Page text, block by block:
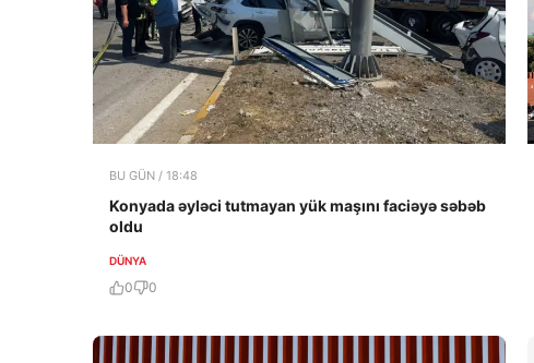
BU GÜN / 18:48
Konyada əyləci tutmayan yük maşını faciəyə səbəb
oldu
DÜNYA
0 0